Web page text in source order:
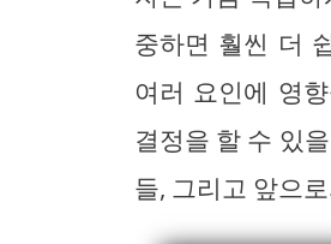
중하면 훨씬 더
여러 요인에 영
결정을 할 수 있
들, 그리고 앞으